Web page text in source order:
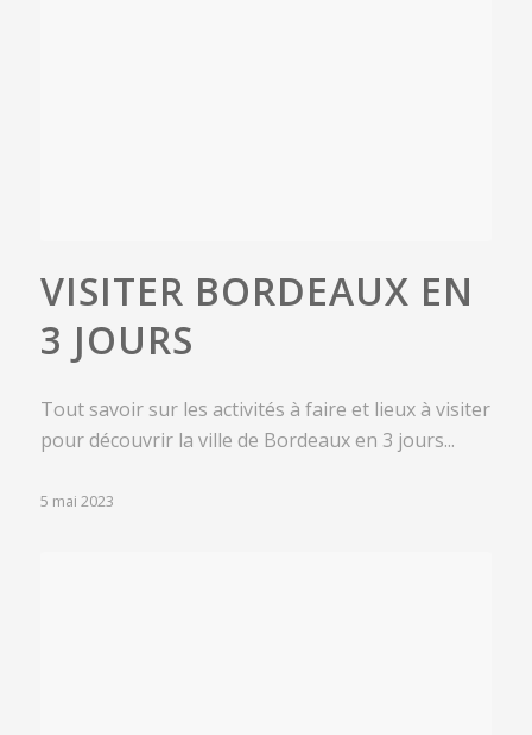
VISITER BORDEAUX EN
3 JOURS
Tout savoir sur les activités à faire et lieux à visiter
pour découvrir la ville de Bordeaux en 3 jours...
5 mai 2023